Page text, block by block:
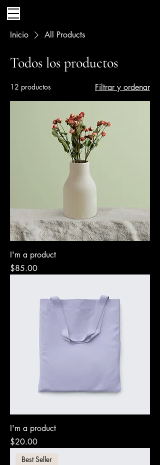
Inicio All Products
Todos los productos
12 productos Filtrar y ordenar
I'm a product
Precio
$85.00
I'm a product
Precio
$20.00
Best Seller